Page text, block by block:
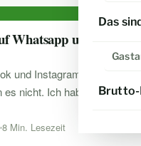
Das
Brutto-
Whatsapp und Co
und Instagram
es nicht. Ich habe den
8 Min. Lesezeit